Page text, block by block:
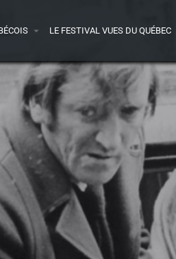
LE FESTIVAL VUES DU QUÉBEC